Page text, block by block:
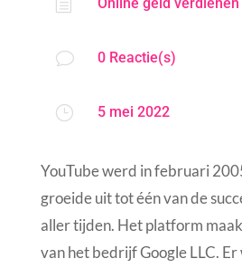
v 0 Reactie(s)
} 5 mei 2022
YouTube werd in februari
groeide uit tot één van de
aller tijden. Het platform
van het bedrijf Google LLC.